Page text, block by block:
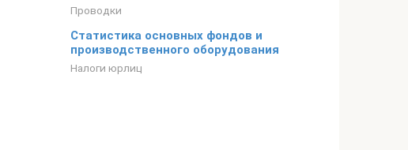
Проводки
Статистика основных фондов и
производственного оборудования
Налоги юрлиц